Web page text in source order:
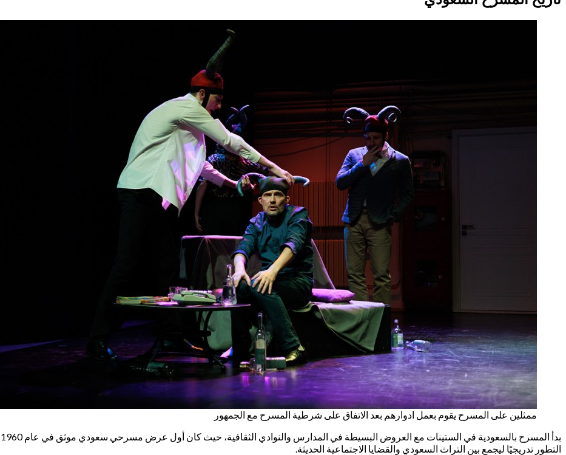
ممثلين على المسرح يقوم بعمل ادوارهم بعد الاتفاق على شرطية المسرح مع الجمهور
التطور تدريجيًا ليجمع بين التراث السعودي والقضايا الاجتماعية الحديثة.